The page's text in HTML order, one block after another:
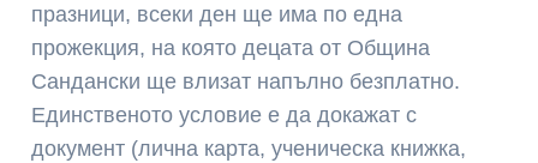
празници, всеки ден ще има по една
прожекция, на която децата от Община
Сандански ще влизат напълно безплатно.
Единственото условие е да докажат с
документ (лична карта, ученическа книжка,